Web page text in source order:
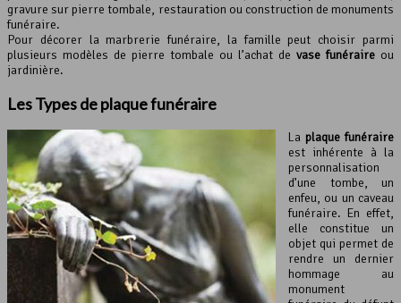
gravure sur pierre tombale, restauration ou construction de monuments
funéraire.
Pour décorer la marbrerie funéraire, la famille peut choisir parmi
plusieurs modèles de pierre tombale ou l’achat de vase funéraire ou
jardinière.
Les Types deplaque funéraire
La plaque funéraire
est inhérente à la
personnalisation
d’une tombe, un
enfeu, ou un caveau
funéraire. En effet,
elle constitue un
objet qui permet de
rendre un dernier
hommage au
monument